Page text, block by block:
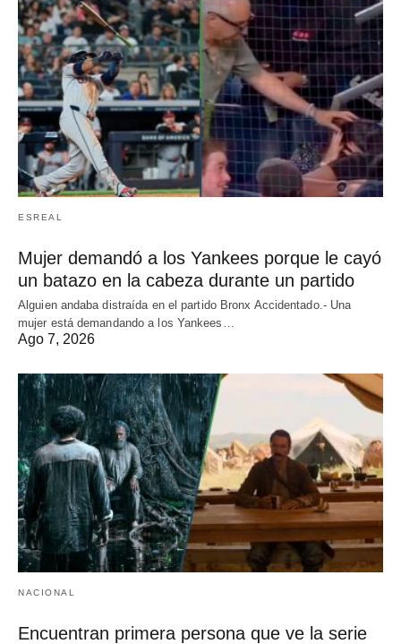
ESREAL
Mujer demandó a los Yankees porque le cayó
un batazo en la cabeza durante un partido
Alguien andaba distraída en el partido Bronx Accidentado.- Una
mujer está demandando a los Yankees…
Ago 7, 2026
NACIONAL
Encuentran primera persona que ve la serie